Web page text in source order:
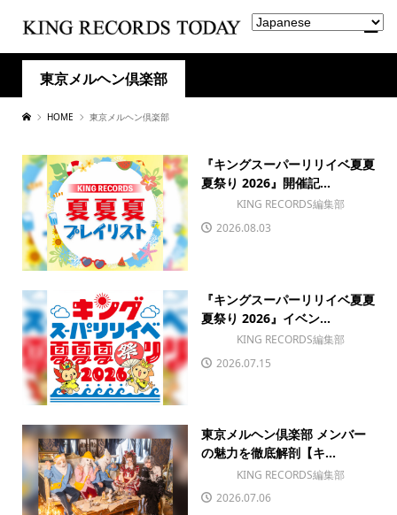
東京メルヘン倶楽部
HOME 東京メルヘン倶楽部
『キングスーパーリリイベ夏夏
夏祭り 2026』開催記...
KING RECORDS編集部
2026.08.03
『キングスーパーリリイベ夏夏
夏祭り 2026』イベン...
KING RECORDS編集部
2026.07.15
東京メルヘン倶楽部 メンバー
の魅力を徹底解剖【キ...
KING RECORDS編集部
2026.07.06